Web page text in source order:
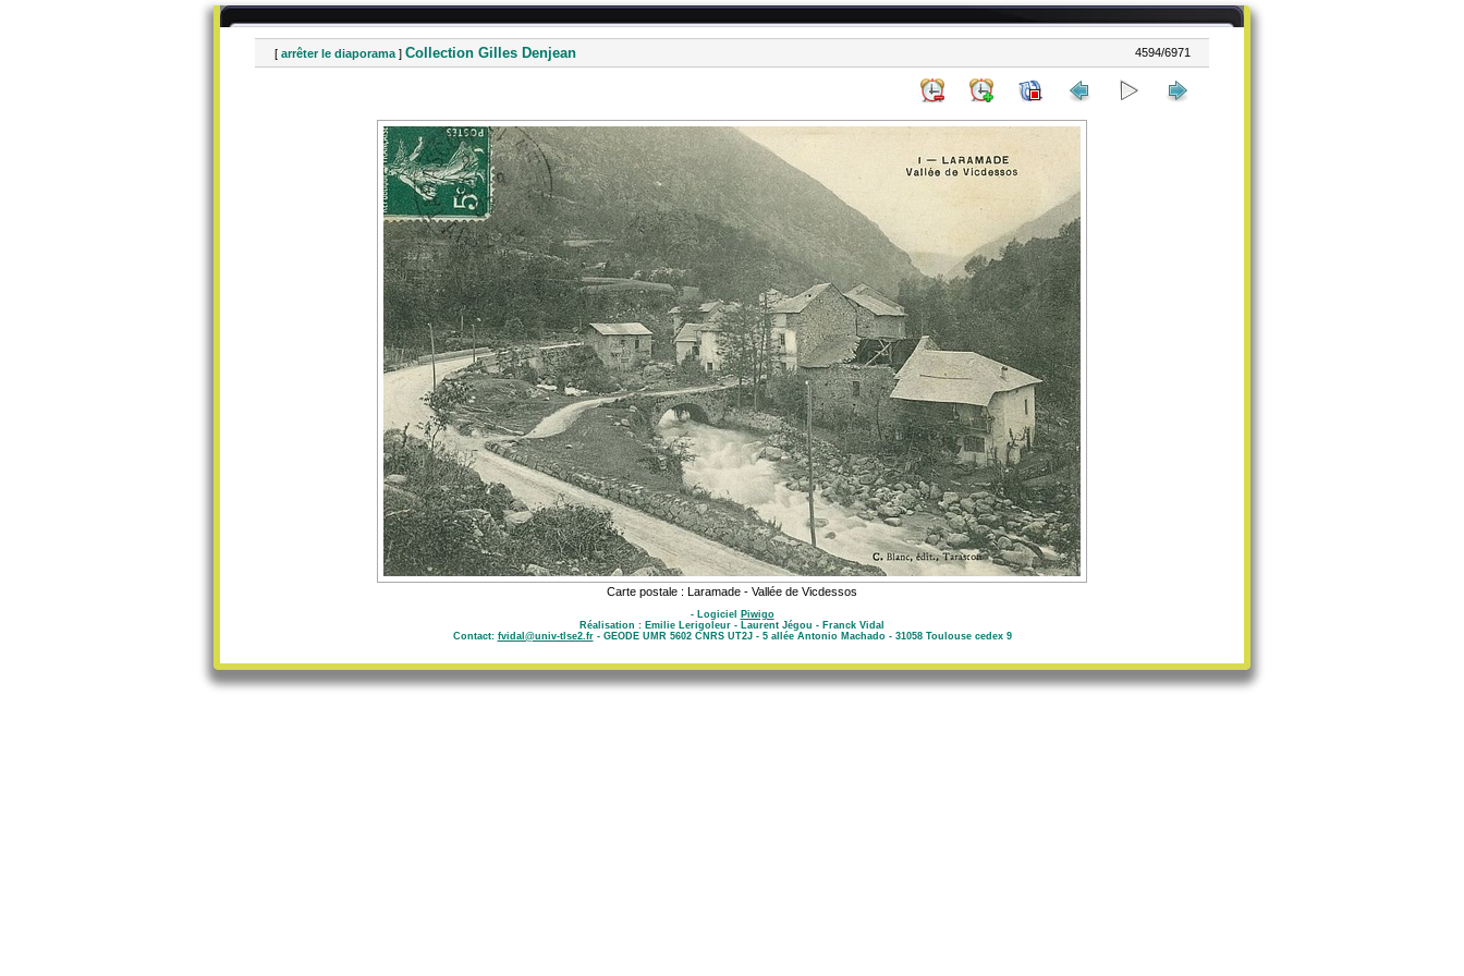
[ arrêter le diaporama ] Collection Gilles Denjean 4594/6971
Carte postale : Laramade - Vallée de Vicdessos
- Logiciel
Piwigo
Réalisation : Emilie Lerigoleur - Laurent Jégou - Franck Vidal
Contact: fvidal@univ-tlse2.fr- GEODE UMR 5602 CNRS UT2J - 5 allée Antonio Machado - 31058 Toulouse cedex 9